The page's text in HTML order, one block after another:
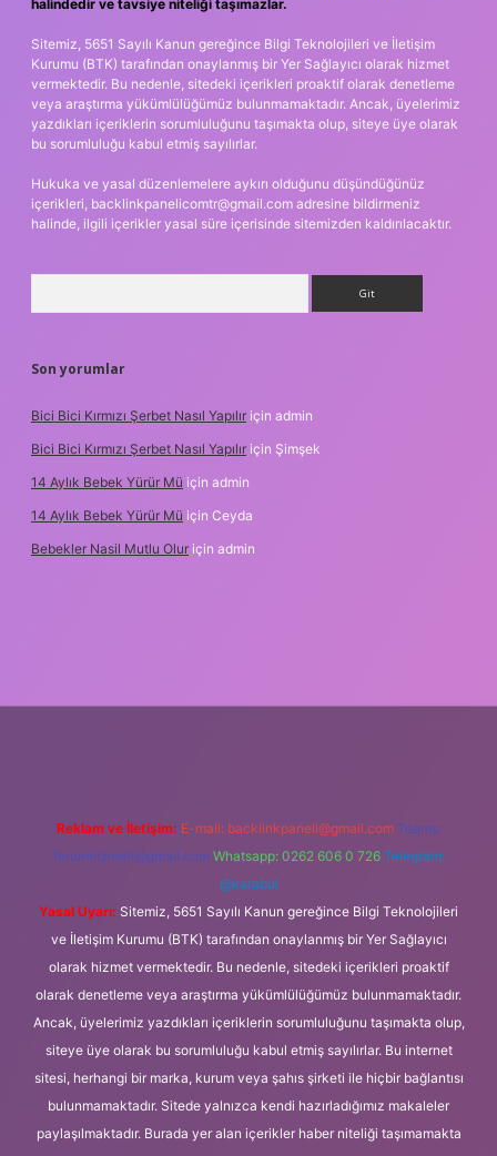
halindedir ve tavsiye niteliği taşımazlar.
Sitemiz, 5651 Sayılı Kanun gereğince Bilgi Teknolojileri ve İletişim
Kurumu (BTK) tarafından onaylanmış bir Yer Sağlayıcı olarak hizmet
vermektedir. Bu nedenle, sitedeki içerikleri proaktif olarak denetleme
veya araştırma yükümlülüğümüz bulunmamaktadır. Ancak, üyelerimiz
yazdıkları içeriklerin sorumluluğunu taşımakta olup, siteye üye olarak
bu sorumluluğu kabul etmiş sayılırlar.
Hukuka ve yasal düzenlemelere aykırı olduğunu düşündüğünüz
içerikleri, backlinkpanelicomtr@gmail.com adresine bildirmeniz
halinde, ilgili içerikler yasal süre içerisinde sitemizden kaldırılacaktır.
Son yorumlar
Bici Bici Kırmızı Şerbet Nasıl Yapılır için admin
Bici Bici Kırmızı Şerbet Nasıl Yapılır için Şimşek
14 Aylık Bebek Yürür Mü için admin
14 Aylık Bebek Yürür Mü için Ceyda
Bebekler Nasil Mutlu Olur için admin
Reklam ve İletişim: E-mail: backlinkpaneli@gmail.com Teams:
forumhizmeti@gmail.com Whatsapp: 0262 606 0 726 Telegram:
@karabul
Yasal Uyarı: Sitemiz, 5651 Sayılı Kanun gereğince Bilgi Teknolojileri
ve İletişim Kurumu (BTK) tarafından onaylanmış bir Yer Sağlayıcı
olarak hizmet vermektedir. Bu nedenle, sitedeki içerikleri proaktif
olarak denetleme veya araştırma yükümlülüğümüz bulunmamaktadır.
Ancak, üyelerimiz yazdıkları içeriklerin sorumluluğunu taşımakta olup,
siteye üye olarak bu sorumluluğu kabul etmiş sayılırlar. Bu internet
sitesi, herhangi bir marka, kurum veya şahıs şirketi ile hiçbir bağlantısı
bulunmamaktadır. Sitede yalnızca kendi hazırladığımız makaleler
paylaşılmaktadır. Burada yer alan içerikler haber niteliği taşımamakta